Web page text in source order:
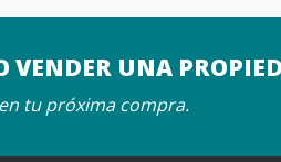
VENDER UNA
tu próxima compra.